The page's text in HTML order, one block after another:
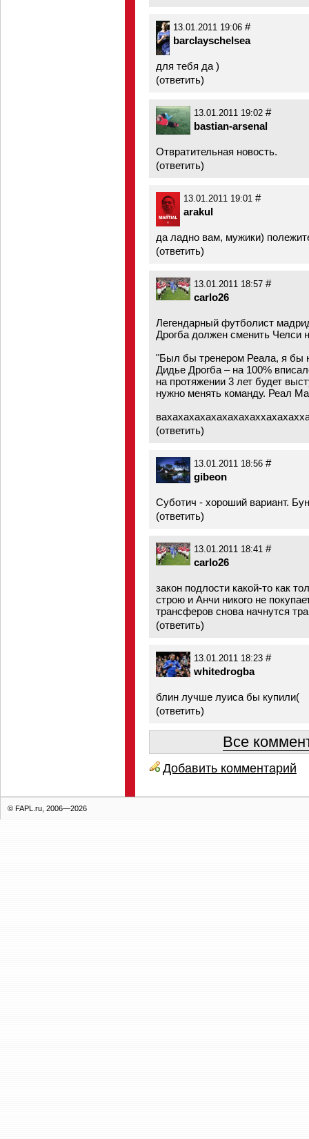
13.01.2011 19:06 #
barclayschelsea
для тебя да )
(ответить)
13.01.2011 19:02 #
bastian-arsenal
Отвратительная новость.
(ответить)
13.01.2011 19:01 #
arakul
да ладно вам, мужики)
(ответить)
13.01.2011 18:57 #
carlo26
Легендарный футболист
Дрогба должен сменить Челси
"Был бы тренером Реала, я бы
Дидье Дрогба – на 100%
на протяжении 3 лет будет
нужно менять команду. Реал
(ответить)
13.01.2011 18:56 #
gibeon
Суботич - хороший вариант.
(ответить)
13.01.2011 18:41 #
carlo26
закон подлости какой-то как
строю и Анчи никого не
трансферов снова начнутся
(ответить)
13.01.2011 18:23 #
whitedrogba
блин лучше луиса бы купили(
(ответить)
Все
Добавить комментарий
© FAPL.ru, 2006—2026